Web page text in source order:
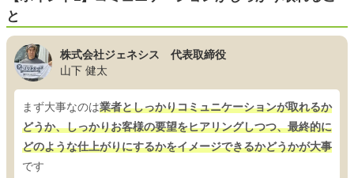
と
株式会社ジェネシス 代表取締役
山下 健太
まず大事なのは業者としっかりコミュニケーションが取れるか
どうか、しっかりお客様の要望をヒアリングしつつ、最終的に
どのような仕上がりにするかをイメージできるかどうかが大事
です